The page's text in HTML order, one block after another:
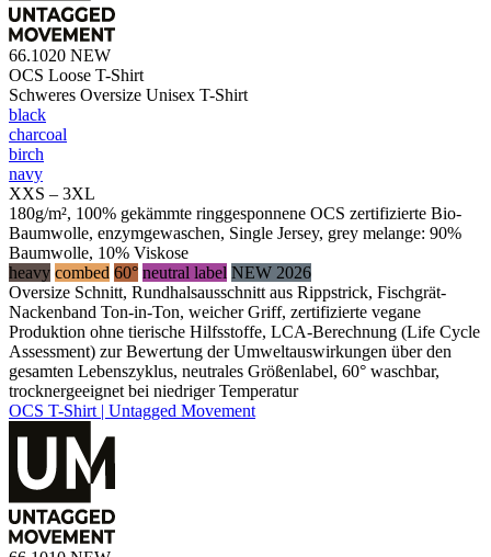
66.1020 NEW
OCS Loose T-Shirt
Schweres Oversize Unisex T-Shirt
black
charcoal
birch
navy
XXS – 3XL
180g/m², 100% gekämmte ringgesponnene OCS zertifizierte Bio-
Baumwolle, enzymgewaschen, Single Jersey, grey melange: 90%
Baumwolle, 10% Viskose
heavy combed 60° neutral label NEW 2026
Oversize Schnitt, Rundhalsausschnitt aus Rippstrick, Fischgrät-
Nackenband Ton-in-Ton, weicher Griff, zertifizierte vegane
Produktion ohne tierische Hilfsstoffe, LCA-Berechnung (Life Cycle
Assessment) zur Bewertung der Umweltauswirkungen über den
gesamten Lebenszyklus, neutrales Größenlabel, 60° waschbar,
trocknergeeignet bei niedriger Temperatur
OCS T-Shirt | Untagged Movement